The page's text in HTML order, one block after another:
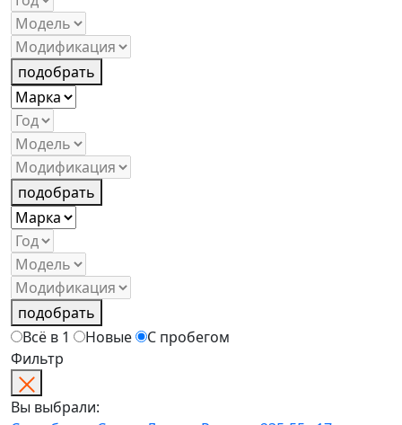
подобрать
подобрать
подобрать
Всё в 1
Новые
С пробегом
Фильтр
Вы выбрали: